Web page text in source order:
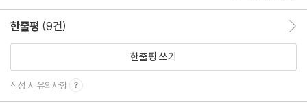
한줄평 (9건)
한줄평 쓰기
작성 시 유의사항